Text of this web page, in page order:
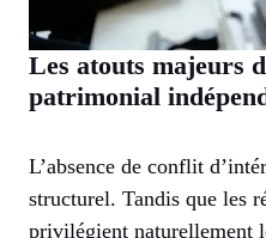
Les atouts majeurs
patrimonial
L’absence de conflit
structurel. Tandis que les
privilégient naturellement